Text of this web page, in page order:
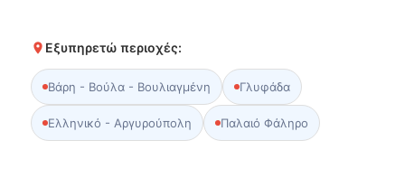
Εξυπηρετώ περιοχές:
Βάρη - Βούλα - Βουλιαγμένη Γλυφάδα
Ελληνικό - Αργυρούπολη Παλαιό Φάληρο